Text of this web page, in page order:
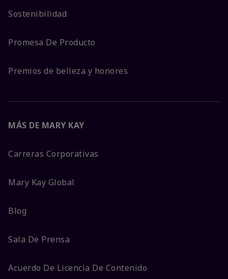
Sostenibilidad
Promesa De Producto
Premios de belleza y honores
MÁS DE MARY KAY
Carreras Corporativas
Mary Kay Global
Blog
Sala De Prensa
Acuerdo De Licencia De Contenido